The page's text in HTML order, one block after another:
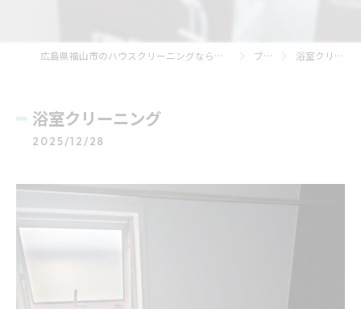
広島県福山市のハウスクリーニングならライフ・クリーン・サービス ブログ 浴室クリーニング
浴室クリーニング
2025/12/28